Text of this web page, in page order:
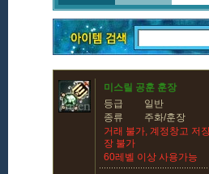
미스릴 공훈 훈장
등급
일반
종류
주화/훈장
거래 불가, 계정창고 저
장 불가
60레벨 이상 사용가능